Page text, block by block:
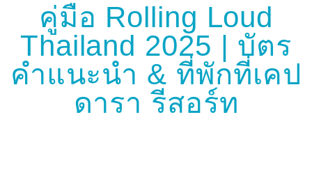
คู่มือ Rolling Loud
Thailand 2025 | บัตร
คำแนะนำ & ที่พักที่เคป
ดารา รีสอร์ท